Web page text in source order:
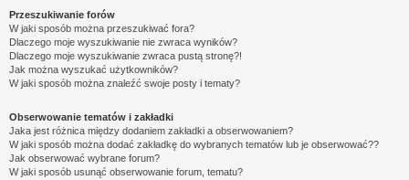
Przeszukiwanie forów
W jaki sposób można przeszukiwać fora?
Dlaczego moje wyszukiwanie nie zwraca wyników?
Dlaczego moje wyszukiwanie zwraca pustą stronę?!
Jak można wyszukać użytkowników?
W jaki sposób można znaleźć swoje posty i tematy?
Obserwowanie tematów i zakładki
Jaka jest różnica między dodaniem zakładki a obserwowaniem?
W jaki sposób można dodać zakładkę do wybranych tematów lub je obserwować??
Jak obserwować wybrane forum?
W jaki sposób usunąć obserwowanie forum, tematu?